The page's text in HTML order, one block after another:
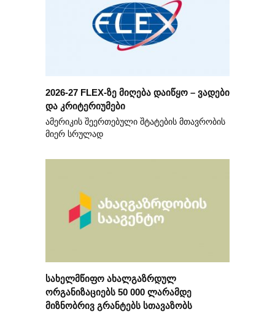
2026-27 FLEX-ზე მიღება დაიწყო – ვადები
და კრიტერიუმები
ამერიკის შეერთებული შტატების მთავრობის
მიერ სრულად
სახელმწიფო ახალგაზრდულ
ორგანიზაციებს 50 000 ლარამდე
მიზნობრივ გრანტებს სთავაზობს